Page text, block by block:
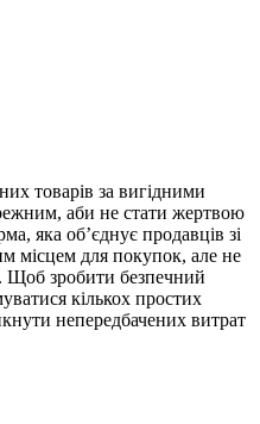
товарів за вигідними
аби не стати жертвою
яка об’єднує продавців зі
місцем для покупок, але не
Щоб зробити безпечний
кількох простих
непередбачених витрат